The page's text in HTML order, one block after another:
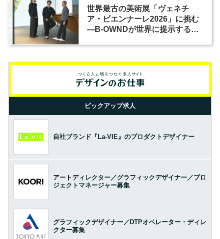
世界最古の美術展「ヴェネチ
ア・ビエンナーレ2026」に挑む
―B-OWNDが世界に提示する美
ピックアップ求人
自社ブランド『La-VIE』のプロダクトデザイナー
アートディレクター／グラフィックデザイナー／プロ
ジェクトマネージャー募集
グラフィックデザイナー／DTPオペレーター・ディレ
クター募集